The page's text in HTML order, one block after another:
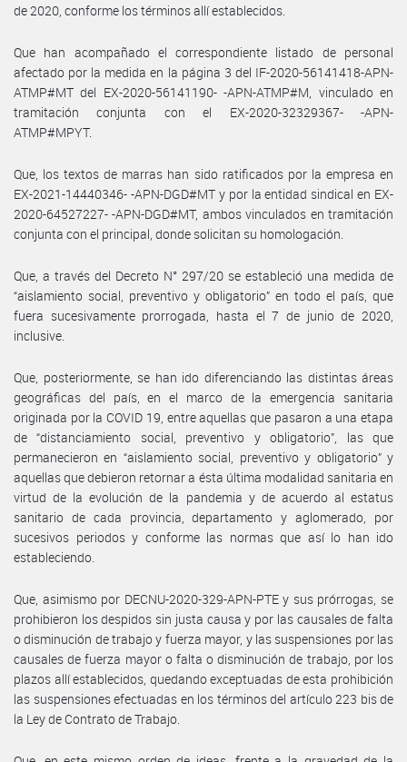
de 2020, conforme los términos allí establecidos.
Que han acompañado el correspondiente listado de personal
afectado por la medida en la página 3 del IF-2020-56141418-APN-
ATMP#MT del EX-2020-56141190- -APN-ATMP#M, vinculado en
tramitación conjunta con el EX-2020-32329367- -APN-
ATMP#MPYT.
Que, los textos de marras han sido ratificados por la empresa en
EX-2021-14440346- -APN-DGD#MT y por la entidad sindical en EX-
2020-64527227- -APN-DGD#MT, ambos vinculados en tramitación
conjunta con el principal, donde solicitan su homologación.
Que, a través del Decreto N° 297/20 se estableció una medida de
“aislamiento social, preventivo y obligatorio” en todo el país, que
fuera sucesivamente prorrogada, hasta el 7 de junio de 2020,
inclusive.
Que, posteriormente, se han ido diferenciando las distintas áreas
geográficas del país, en el marco de la emergencia sanitaria
originada por la COVID 19, entre aquellas que pasaron a una etapa
de “distanciamiento social, preventivo y obligatorio”, las que
permanecieron en “aislamiento social, preventivo y obligatorio” y
aquellas que debieron retornar a ésta última modalidad sanitaria en
virtud de la evolución de la pandemia y de acuerdo al estatus
sanitario de cada provincia, departamento y aglomerado, por
sucesivos periodos y conforme las normas que así lo han ido
estableciendo.
Que, asimismo por DECNU-2020-329-APN-PTE y sus prórrogas, se
prohibieron los despidos sin justa causa y por las causales de falta
o disminución de trabajo y fuerza mayor, y las suspensiones por las
causales de fuerza mayor o falta o disminución de trabajo, por los
plazos allí establecidos, quedando exceptuadas de esta prohibición
las suspensiones efectuadas en los términos del artículo 223 bis de
la Ley de Contrato de Trabajo.